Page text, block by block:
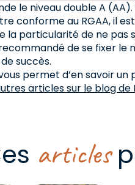
le niveau double A
conforme au RGAA, il
la particularité de ne
de se fixer
succès.
permet d’en savoir un
articles sur le blog de
articles